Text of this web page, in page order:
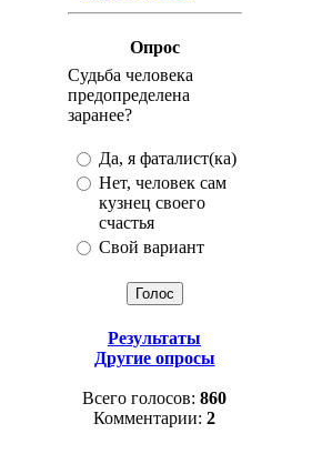
Опрос
Судьба человека
предопределена
заранее?
Да, я фаталист(ка)
Нет, человек сам
кузнец своего
счастья
Свой вариант
Результаты
Другие опросы
Всего голосов: 860
Комментарии: 2